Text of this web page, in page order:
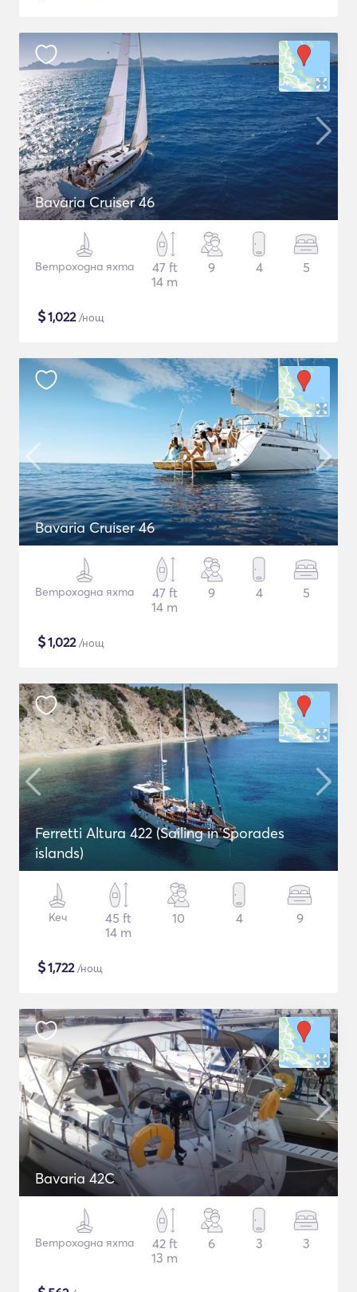
Bavaria Cruiser 46
Ветроходна яхта
47 ft
14 m
9 4 5
$1,022/нощ
Bavaria Cruiser 46
Ветроходна яхта
47 ft
14 m
9 4 5
$1,022/нощ
Ferretti Altura 422 (Sailing in Sporades
islands)
Кеч
45 ft
14 m
10 4 9
$1,722/нощ
Bavaria 42C
Ветроходна яхта
42 ft
13 m
6 3 3